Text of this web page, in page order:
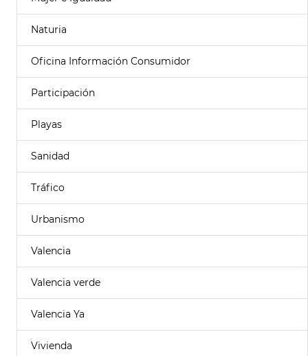
Naturia
Oficina Información Consumidor
Participación
Playas
Sanidad
Tráfico
Urbanismo
Valencia
Valencia verde
Valencia Ya
Vivienda